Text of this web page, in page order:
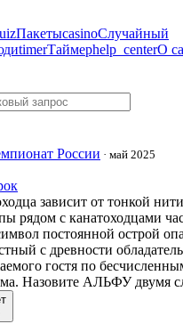
ПакетыcasinoСлучайный
timerТаймерhelp_centerО
России · май 2025
зависит от тонкой
рядом с канатоходцами
постоянной острой
с древности
гостя по
Назовите АЛЬФУ двумя